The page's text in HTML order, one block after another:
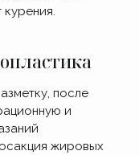
после
и
жировых